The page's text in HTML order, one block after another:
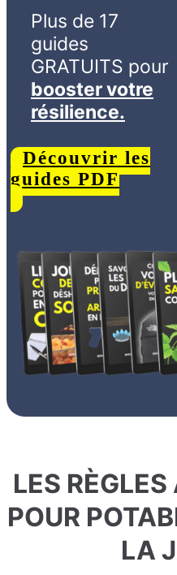
Plus de 17
guides
GRATUITS pour
booster votre
résilience.
Découvrir les
guides PDF
LES
POUR
LA